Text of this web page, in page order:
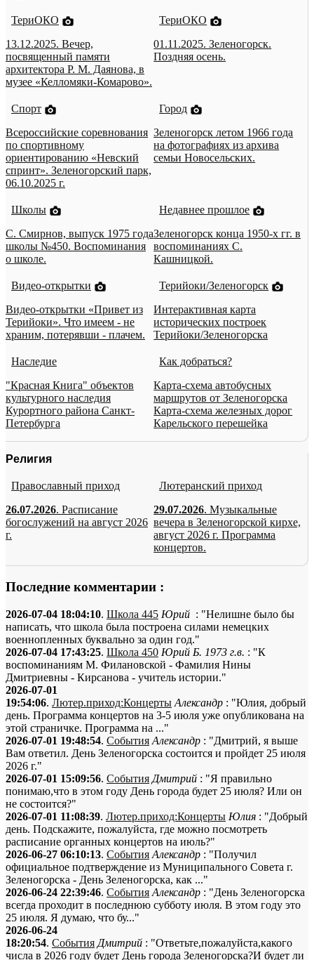
ТериОКО
13.12.2025. Вечер,
посвященный памяти
архитектора Р. М. Даянова, в
музее «Келломяки-Комарово».
ТериОКО
01.11.2025. Зеленогорск.
Поздняя осень.
Спорт
Всероссийские соревнования
по спортивному
ориентированию «Невский
спринт». Зеленогорский парк,
06.10.2025 г.
Город
Зеленогорск летом 1966 года
на фотографиях из архива
семьи Новосельских.
Школы
С. Смирнов, выпуск 1975 года
школы №450. Воспоминания
о школе.
Недавнее прошлое
Зеленогорск конца 1950-х гг. в
воспоминаниях С.
Кашницкой.
Видео-открытки
Видео-открытки «Привет из
Терийоки». Что имеем - не
храним, потерявши - плачем.
Терийоки/Зеленогорск
Интерактивная карта
исторических построек
Терийоки/Зеленогорска
Наследие
"Красная Книга" объектов
культурного наследия
Курортного района Санкт-
Петербурга
Как добраться?
Карта-схема автобусных
маршрутов от Зеленогорска
Карта-схема железных дорог
Карельского перешейка
Религия
Православный приход
26.07.2026. Расписание
богослужений на август 2026
г.
Лютеранский приход
29.07.2026. Музыкальные
вечера в Зеленогорской кирхе,
август 2026 г. Программа
концертов.
Последние комментарии :
2026-07-04 18:04:10. Школа 445 Юрий : "Нелишне было бы
написать, что школа была построена силами немецких
военнопленных буквально за один год."
2026-07-04 17:43:25. Школа 450 Юрий Б. 1973 г.в. : "К
воспоминаниям М. Филановской - Фамилия Нины
Дмитриевны - Кирсанова - учитель истории."
2026-07-01
19:54:06. Лютер.приход:Концерты Александр : "Юлия, добрый
день. Программа концертов на 3-5 июля уже опубликована на
этой страничке. Программа на ..."
2026-07-01 19:48:54. События Александр : "Дмитрий, я выше
Вам ответил. День Зеленогорска состоится и пройдет 25 июля
2026 г."
2026-07-01 15:09:56. События Дмитрий : "Я правильно
понимаю,что в этом году День города будет 25 июля? Или он
не состоится?"
2026-07-01 11:08:39. Лютер.приход:Концерты Юлия : "Добрый
день. Подскажите, пожалуйста, где можно посмотреть
расписание органных концертов на июль?"
2026-06-27 06:10:13. События Александр : "Получил
официальное подтверждение из Муниципального Совета г.
Зеленогорска - День Зеленогорска, как ..."
2026-06-24 22:39:46. События Александр : "День Зеленогорска
всегда проходит в последнюю субботу июля. В этом году это
25 июля. Я думаю, что бу..."
2026-06-24
18:20:54. События Дмитрий : "Ответьте,пожалуйста,какого
числа в 2026 году будет День города Зеленогорска?И будет ли